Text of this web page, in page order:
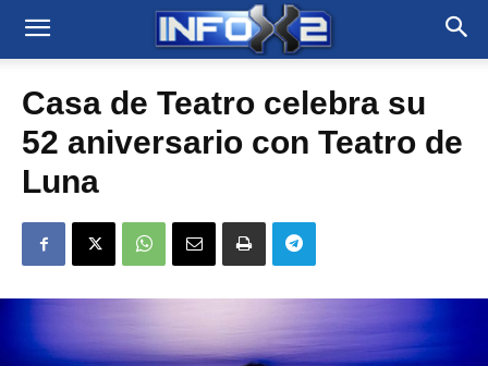
Casa de Teatro celebra su
52 aniversario con Teatro de
Luna